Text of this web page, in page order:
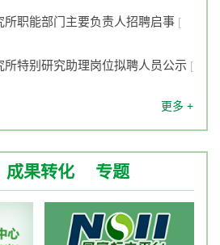
托中国科学院植物研究所申报优青
31]
所袁耀武研究组招聘启事
[ 2026-
所职能部门主要负责人招聘启事 [
所特别研究助理岗位拟聘人员公示 [
[ 2026-
委员会秘书处招聘启事[ 2026-07-
所高层次人才招聘启事（长期有
职能部门主要负责人招聘启事
更多 +
成果转化 专题